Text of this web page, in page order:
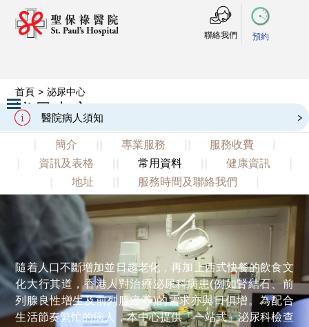
聯絡我們 預約
醫院病人須知
Slide 2 of 3.
首頁 > 泌尿中心
泌尿中心 Urology Centre
簡介 專業服務
服務收費
資訊及表格
常用資料
健康資訊
地址
服務時間及聯絡我們
隨着人口不斷增加並日趨老化，再加上西式快餐的飲食文
化大行其道，香港人對治療泌尿科病患(例如腎結石、前
列腺良性增生及前列腺癌等)的需求亦與日俱增。為配合
生活節奏繁忙的病人，本中心提供「一站式」泌尿科檢查